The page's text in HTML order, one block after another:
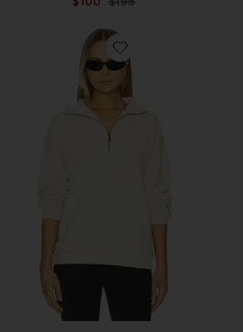
Favorite JERSEY